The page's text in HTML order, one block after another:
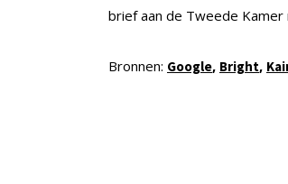
brief aan de Tweede
Bronnen: Google, Bright,